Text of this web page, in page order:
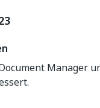
Manager